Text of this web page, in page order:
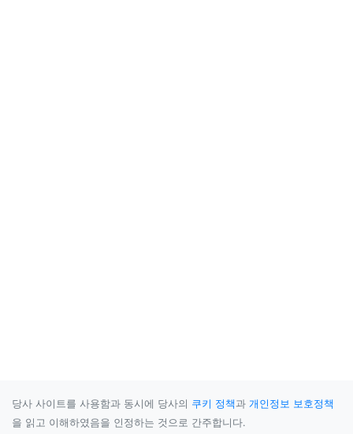
당사 사이트를 사용함과 동시에 당사의 쿠키 정책과 개인정보 보호정책
을 읽고 이해하였음을 인정하는 것으로 간주합니다.